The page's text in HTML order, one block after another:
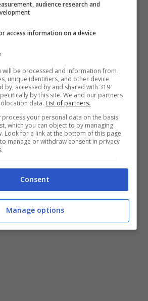
la provano le sue fan,
che un gesto di
parte di un bambino è una
che si possano ricevere.
scrive: “I bambini sono così
vengono dal
cuore ???? ???? ????. La
che essere meravigliosa.
chi concorda con la
Lavinia e scrive: “Ha
sole. La nostra stella”.
audience research and
access information on a device
will be processed and information from
unique identifiers, and other device
by, accessed by and shared with 319
by this site. We and our partners
data. List of partners.
process your personal data on the basis
which you can object to by managing
Look for a link at the bottom of this page
manage or withdraw consent in privacy
Consent
Manage options